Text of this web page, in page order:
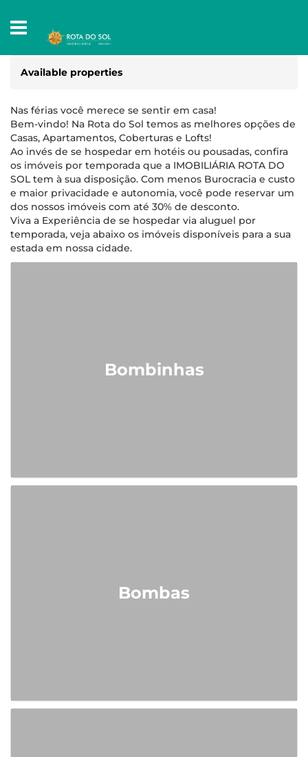
Available properties
Nas férias você merece se sentir em casa!
Bem-vindo! Na Rota do Sol temos as melhores opções de
Casas, Apartamentos, Coberturas e Lofts!
Ao invés de se hospedar em hotéis ou pousadas, confira
os imóveis por temporada que a IMOBILIÁRIA ROTA DO
SOL tem à sua disposição. Com menos Burocracia e custo
e maior privacidade e autonomia, você pode reservar um
dos nossos imóveis com até 30% de desconto.
Viva a Experiência de se hospedar via aluguel por
temporada, veja abaixo os imóveis disponíveis para a sua
estada em nossa cidade.
Bombinhas
Bombas